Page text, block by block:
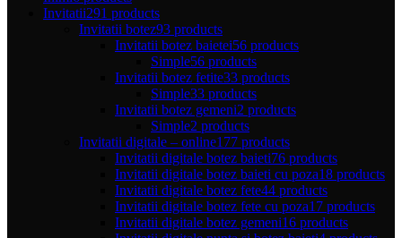
Invitatii291 products
Invitatii botez93 products
Invitatii botez baietei56 products
Simple56 products
Invitatii botez fetite33 products
Simple33 products
Invitatii botez gemeni2 products
Simple2 products
Invitatii digitale – online177 products
Invitatii digitale botez baieti76 products
Invitatii digitale botez baieti cu poza18 products
Invitatii digitale botez fete44 products
Invitatii digitale botez fete cu poza17 products
Invitatii digitale botez gemeni16 products